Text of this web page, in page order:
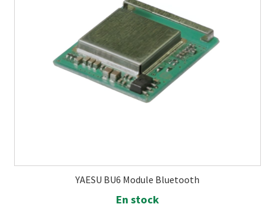
YAESU BU6 Module Bluetooth
En stock